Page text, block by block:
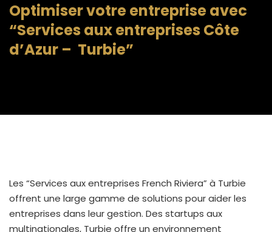
Optimiser votre entreprise avec
“Services aux entreprises Côte
d’Azur – Turbie”
Les “Services aux entreprises French Riviera” à Turbie
offrent une large gamme de solutions pour aider les
entreprises dans leur gestion. Des startups aux
multinationales, Turbie offre un environnement